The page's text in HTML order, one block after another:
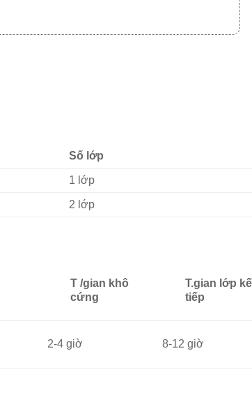
Số lớp
1 lớp
2 lớp
T /gian khô
cứng
T.gian lớp kế
tiếp
2-4 giờ 8-12 giờ